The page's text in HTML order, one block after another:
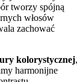
tworzy spójną
włosów
zachować
kolorystycznej,
harmonijne